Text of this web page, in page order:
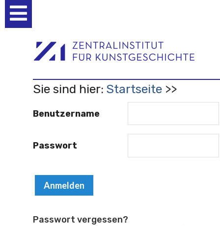
Werkzeuge
Sie sind hier: Startseite
Benutzername
Passwort
Passwort vergessen?